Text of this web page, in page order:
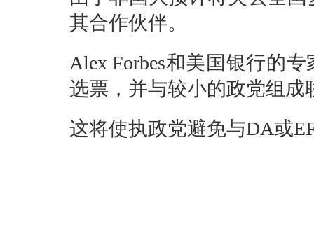
其合作伙伴。
Alex Forbes和美国银行的
选票，并与较小的政党组成
这将使执政党避免与DA或